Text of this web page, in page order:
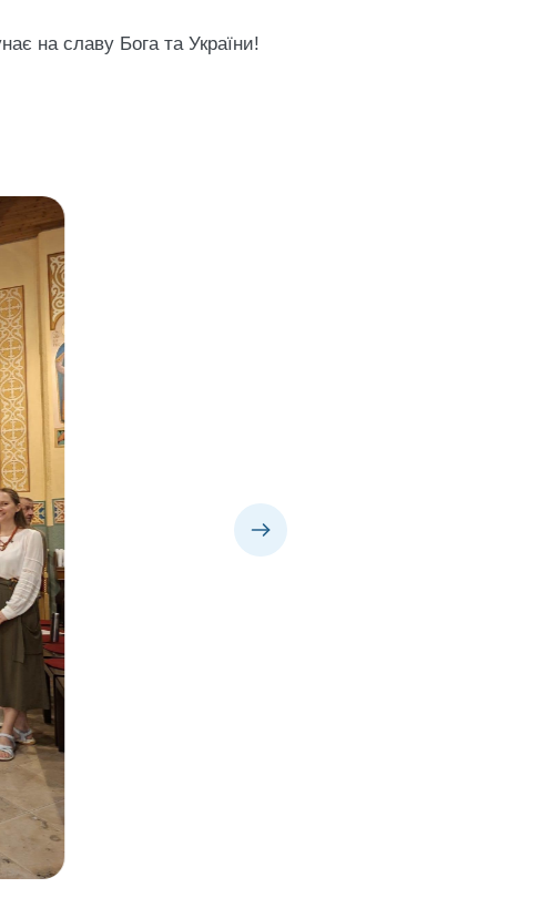
на славу Бога та України!